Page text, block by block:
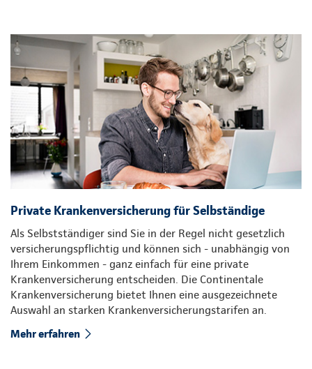
Private Krankenversicherung für Selbständige
Als Selbstständiger sind Sie in der Regel nicht gesetzlich
versicherungspflichtig und können sich - unabhängig von
Ihrem Einkommen - ganz einfach für eine private
Krankenversicherung entscheiden. Die Continentale
Krankenversicherung bietet Ihnen eine ausgezeichnete
Auswahl an starken Krankenversicherungstarifen an.
Mehr erfahren